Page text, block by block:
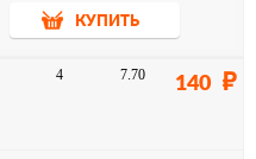
КУПИТЬ
4 7.70 140